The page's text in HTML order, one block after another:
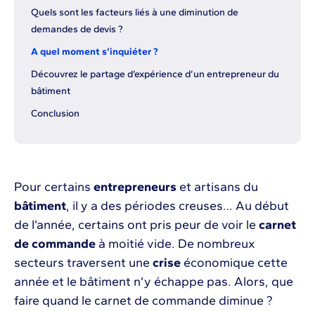
Quels sont les facteurs liés à une diminution de
demandes de devis ?
A quel moment s’inquiéter ?
Découvrez le partage d’expérience d’un entrepreneur du
bâtiment
Conclusion
Pour certains entrepreneurs et artisans du
bâtiment, il y a des périodes creuses… Au début
de l’année, certains ont pris peur de voir le carnet
de commande à moitié vide. De nombreux
secteurs traversent une crise économique cette
année et le bâtiment n’y échappe pas. Alors, que
faire quand le carnet de commande diminue ?